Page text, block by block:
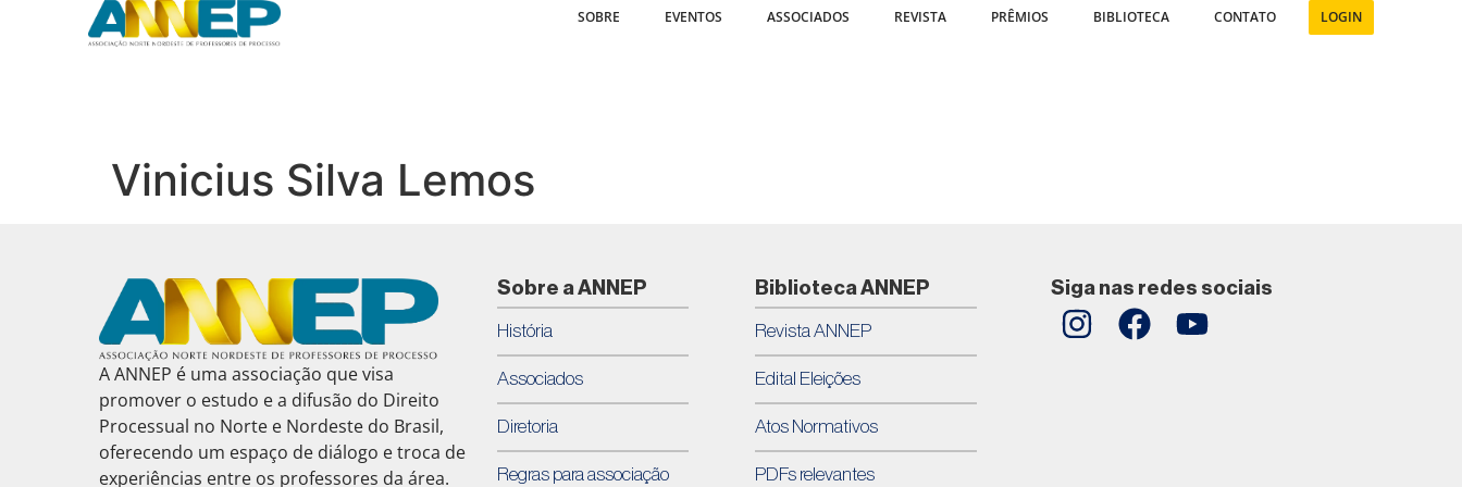
SOBRE EVENTOS ASSOCIADOS REVISTA PRÊMIOS BIBLIOTECA CONTATO LOGIN
Vinicius Silva Lemos
A ANNEP é uma associação que visa
promover o estudo e a difusão do Direito
Processual no Norte e Nordeste do Brasil,
oferecendo um espaço de diálogo e troca de
experiências entre os professores da área.
Sobre a ANNEP
História
Associados
Diretoria
Regras para associação
Biblioteca ANNEP
Revista ANNEP
Edital Eleições
Atos Normativos
PDFs relevantes
Siga nas redes sociais